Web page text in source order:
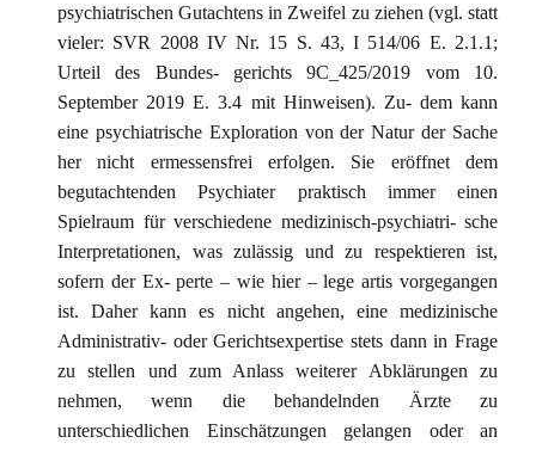
psychiatrischen Gutachtens in Zweifel zu ziehen (vgl. statt
vieler: SVR 2008 IV Nr. 15 S. 43, I 514/06 E. 2.1.1;
Urteil des Bundes- gerichts 9C_425/2019 vom 10.
September 2019 E. 3.4 mit Hinweisen). Zu- dem kann
eine psychiatrische Exploration von der Natur der Sache
her nicht ermessensfrei erfolgen. Sie eröffnet dem
begutachtenden Psychiater praktisch immer einen
Spielraum für verschiedene medizinisch-psychiatri- sche
Interpretationen, was zulässig und zu respektieren ist,
sofern der Ex- perte – wie hier – lege artis vorgegangen
ist. Daher kann es nicht angehen, eine medizinische
Administrativ- oder Gerichtsexpertise stets dann in Frage
zu stellen und zum Anlass weiterer Abklärungen zu
nehmen, wenn die behandelnden Ärzte zu
unterschiedlichen Einschätzungen gelangen oder an